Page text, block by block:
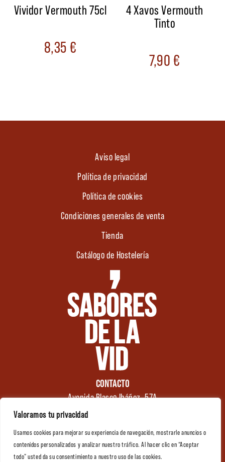
Valoramos tu privacidad
Usamos cookies para mejorar su experiencia de navegación, mostrarle anuncios o
contenidos personalizados y analizar nuestro tráfico. Al hacer clic en “Aceptar
todo” usted da su consentimiento a nuestro uso de las cookies.
Vividor Vermouth 75cl
8,35€
4 Xavos Vermouth
Tinto
7,90€
Aviso legal
Política de privacidad
Política de cookies
Condiciones generales de venta
Tienda
Catálogo de Hostelería
CONTACTO
Avenida Blasco Ibáñez, 57A
Tel.: +34 961 176 174
info@saboresdelavid.com
0